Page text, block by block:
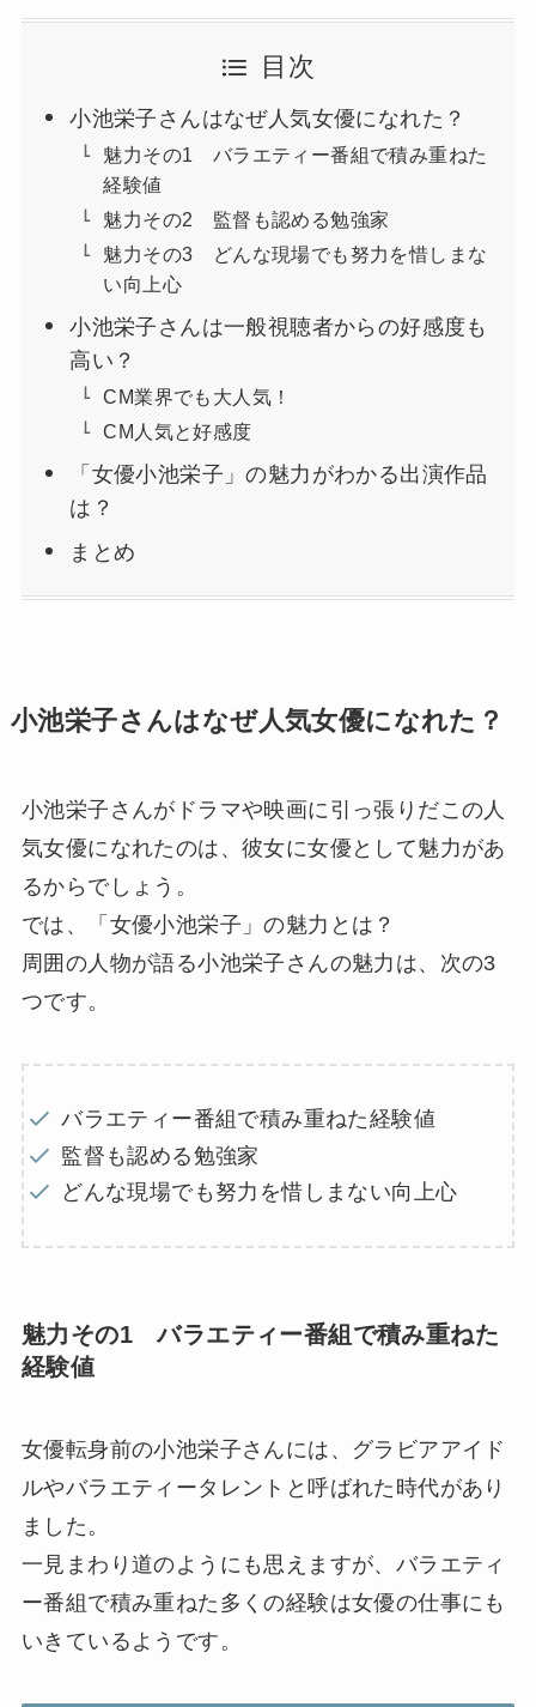
目次
小池栄子さんはなぜ人気女優になれた？
魅力その1 バラエティー番組で積み重ねた
経験値
魅力その2 監督も認める勉強家
魅力その3 どんな現場でも努力を惜しまな
い向上心
小池栄子さんは一般視聴者からの好感度も
高い？
CM業界でも大人気！
CM人気と好感度
「女優小池栄子」の魅力がわかる出演作品
は？
まとめ
小池栄子さんはなぜ人気女優になれた？
小池栄子さんがドラマや映画に引っ張りだこの人
気女優になれたのは、彼女に女優として魅力があ
るからでしょう。
では、「女優小池栄子」の魅力とは？
周囲の人物が語る小池栄子さんの魅力は、次の3
つです。
バラエティー番組で積み重ねた経験値
監督も認める勉強家
どんな現場でも努力を惜しまない向上心
魅力その1 バラエティー番組で積み重ねた
経験値
女優転身前の小池栄子さんには、グラビアアイド
ルやバラエティータレントと呼ばれた時代があり
ました。
一見まわり道のようにも思えますが、バラエティ
ー番組で積み重ねた多くの経験は女優の仕事にも
いきているようです。